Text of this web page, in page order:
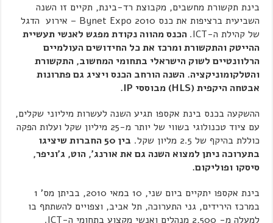
בינת תקשורת מחשבים, מקבוצת רד-בינת, תקיים זו השנה
השביעית ברציפות את כנס Bynet Expo 2010 – אירוע הדגל
של קהילת ה-ICT.
הכנס מהווה נקודת מפגש לאנשי תעשיית
ההייטק והתקשורת ומרכז את כל החידושים העולמיים
הרלוונטיים לשוק הישראלי בתחומי המחשוב, התקשורת
והטלקומוניקציה. השנה הורחב הכנס ויציג גם פתרונות
אבטחה היקפית (HLS) מבוססי IP
.
ההשקעה בכנס בינת אקספו תגיע השנה לעשרות מיליוני שקלים,
עם ציוד טכנולוגי בשווי של יותר מ-25 מיליון שקל ועלות הפקה
כוללת בהיקף של 2.5 מליון שקל.
בין 50 החברות שיציגו
בתערוכה ניתן למצוא השנה גם את אורנג', הוט, ג'וניפר,
סיסקו ופוליקום.
בינת אקספו יתקיים ביום שני, 10 במאי 2010, בביתן מס' 1
במרכז הירידים, גני התערוכה, תל אביב, וצפויים להשתתף בו
למעלה מ- 2,500 מנהלים ואנשי מקצוע בתחומי ה-ICT.